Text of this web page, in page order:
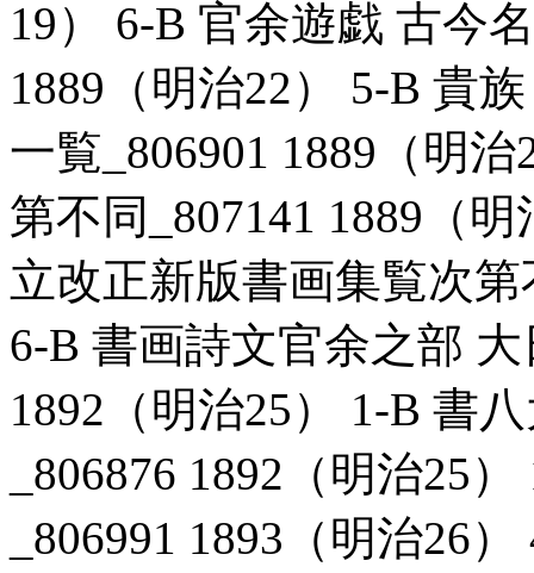
19） 6-B 官余遊戯 古今
1889（明治22） 5-B 貴
一覧_806901 1889（明
第不同_807141 1889（
立改正新版書画集覧次第
6-B 書画詩文官余之部
1892（明治25） 1-B 書
_806876 1892（明治25
_806991 1893（明治26